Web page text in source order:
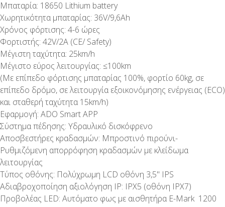
Μπαταρία: 18650 Lithium battery
Χωρητικότητα μπαταρίας: 36V/9,6Ah
Χρόνος φόρτισης: 4-6 ώρες
Φορτιστής: 42V/2A (CE/ Safety)
Μέγιστη ταχύτητα: 25km/h
Μέγιστο εύρος λειτουργίας: ≤100km
(Με επίπεδο φόρτισης μπαταρίας 100%, φορτίο 60kg, σε
επίπεδο δρόμο, σε λειτουργία εξοικονόμησης ενέργειας (ECO)
και σταθερή ταχύτητα 15km/h)
Εφαρμογή: ADO Smart APP
Σύστημα πέδησης: Υδραυλικό δισκόφρενο
Αποσβεστήρες κραδασμών: Μπροστινό πιρούνι-
Ρυθμιζόμενη απορρόφηση κραδασμών με κλείδωμα
λειτουργίας
Τύπος οθόνης: Πολύχρωμη LCD οθόνη 3,5" IPS
Αδιαβροχοποίηση αξιολόγηση IP: IPX5 (οθόνη IPX7)
Προβολέας LED: Αυτόματο φως με αισθητήρα E-Mark 1200